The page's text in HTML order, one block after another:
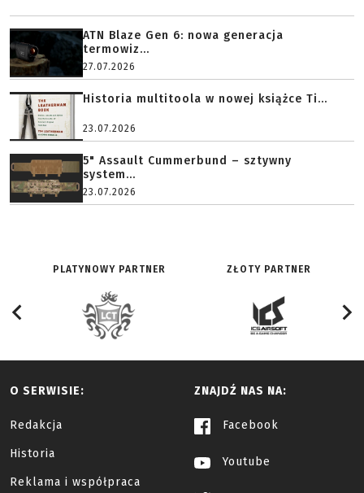
ATN Blaze Gen 6: nowa generacja
termowiz...
27.07.2026
Historia multitoola w nowej książce Ti...
23.07.2026
5" Assault Cummerbund – sztywny
system...
23.07.2026
PLATYNOWY PARTNER ZŁOTY PARTNER
O SERWISIE:
Redakcja
Historia
Reklama i współpraca
ZNAJDŹ NAS NA:
Facebook
Youtube